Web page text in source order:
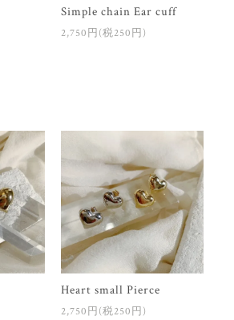
Simple chain Ear cuff
2,750円(税250円)
Heart small Pierce
2,750円(税250円)